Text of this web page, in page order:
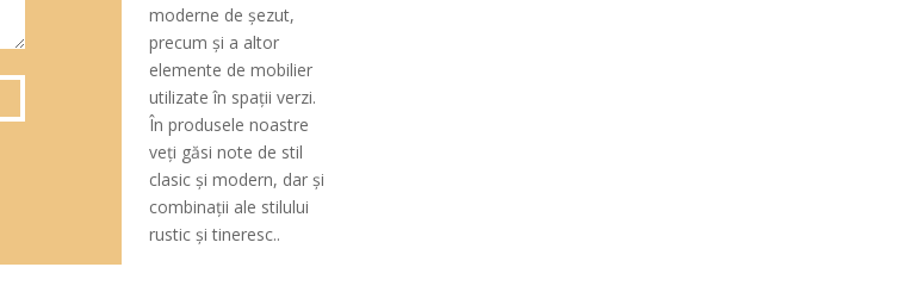
moderne de şezut,
precum şi a altor
elemente de mobilier
utilizate în spaţii verzi.
În produsele noastre
veţi găsi note de stil
clasic şi modern, dar şi
combinaţii ale stilului
rustic şi tineresc..